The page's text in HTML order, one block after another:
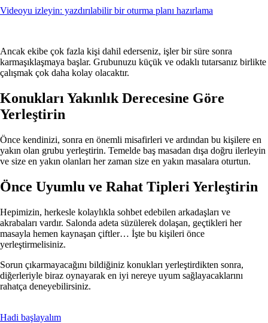
Videoyu izleyin: yazdırılabilir bir oturma planı hazırlama
Ancak ekibe çok fazla kişi dahil ederseniz, işler bir süre sonra
karmaşıklaşmaya başlar. Grubunuzu küçük ve odaklı tutarsanız birlikte
çalışmak çok daha kolay olacaktır.
Konukları Yakınlık Derecesine Göre
Yerleştirin
Önce kendinizi, sonra en önemli misafirleri ve ardından bu kişilere en
yakın olan grubu yerleştirin. Temelde baş masadan dışa doğru ilerleyin
ve size en yakın olanları her zaman size en yakın masalara oturtun.
Önce Uyumlu ve Rahat Tipleri Yerleştirin
Hepimizin, herkesle kolaylıkla sohbet edebilen arkadaşları ve
akrabaları vardır. Salonda adeta süzülerek dolaşan, geçtikleri her
masayla hemen kaynaşan çiftler… İşte bu kişileri önce
yerleştirmelisiniz.
Sorun çıkarmayacağını bildiğiniz konukları yerleştirdikten sonra,
diğerleriyle biraz oynayarak en iyi nereye uyum sağlayacaklarını
rahatça deneyebilirsiniz.
Hadi başlayalım